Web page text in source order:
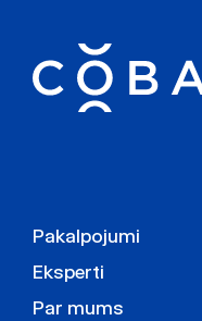
Pakalpojumi
Eksperti
Par mums